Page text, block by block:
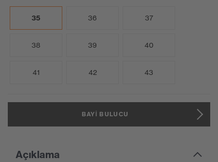
35 36 37
38 39 40
41 42 43
BAYI BULUCU
Açıklama